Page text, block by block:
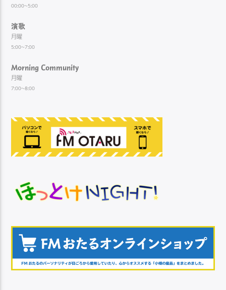
00:00~5:00
演歌
月曜
5:00~7:00
Morning Community
月曜
7:00~8:00